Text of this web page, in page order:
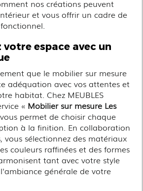
nos créations peuvent
et vous offrir un cadre de
votre espace avec un
que le mobilier sur mesure
adéquation avec vos attentes et
habitat. Chez MEUBLES
« Mobilier sur mesure Les
permet de choisir chaque
à la finition. En collaboration
vous sélectionnez des matériaux
couleurs raffinées et des formes
tant avec votre style
générale de votre